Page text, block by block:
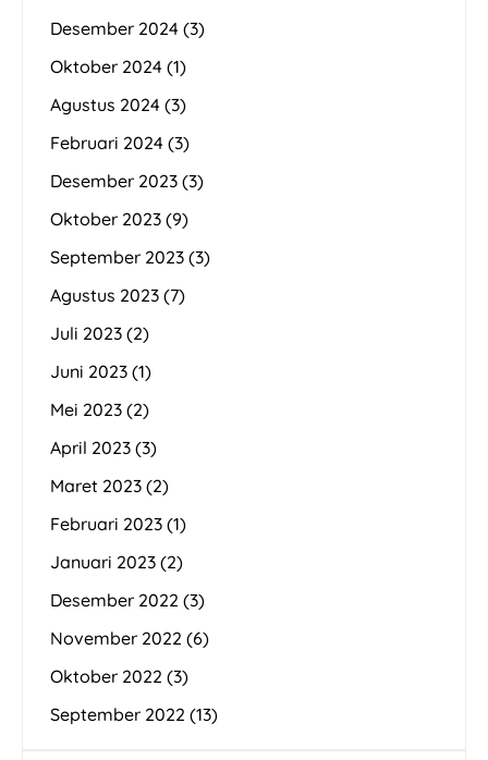
Desember 2024 (3)
Oktober 2024 (1)
Agustus 2024 (3)
Februari 2024 (3)
Desember 2023 (3)
Oktober 2023 (9)
September 2023 (3)
Agustus 2023 (7)
Juli 2023 (2)
Juni 2023 (1)
Mei 2023 (2)
April 2023 (3)
Maret 2023 (2)
Februari 2023 (1)
Januari 2023 (2)
Desember 2022 (3)
November 2022 (6)
Oktober 2022 (3)
September 2022 (13)